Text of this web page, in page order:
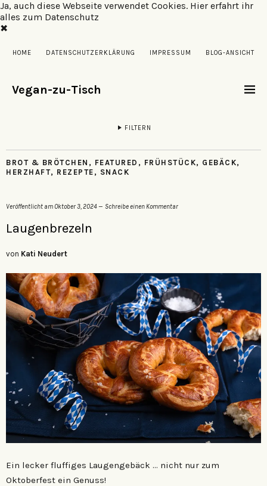
Ja, auch diese Webseite verwendet Cookies. Hier erfahrt ihr
alles zum Datenschutz
✖
HOME DATENSCHUTZERKLÄRUNG IMPRESSUM BLOG-ANSICHT
Vegan-zu-Tisch
FILTERN
BROT & BRÖTCHEN , FEATURED , FRÜHSTÜCK, GEBÄCK,
HERZHAFT, REZEPTE , SNACK
Veröffentlicht amOktober 3, 2024 Schreibe einen Kommentar
Laugenbrezeln
von Kati Neudert
Ein lecker fluffiges Laugengebäck … nicht nur zum
Oktoberfest ein Genuss!